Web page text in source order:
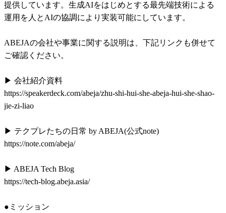
提供しています。生成AIをはじめとする最先端技術による
運用を人とAIの協調により実装可能にしています。
ABEJAの会社や事業に関する説明は、下記リンクも併せて
ご確認ください。
▶ 会社紹介資料
https://speakerdeck.com/abeja/zhu-shi-hui-she-abeja-hui-she-shao-
jie-zi-liao
▶ テクプレたちの日常 by ABEJA(公式note)
https://note.com/abeja/
▶ ABEJA Tech Blog
https://tech-blog.abeja.asia/
●ミッション